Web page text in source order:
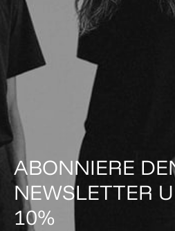
ABONNIERE
NEWSLETTER
10%